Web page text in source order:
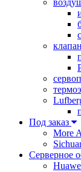
Под заказ
More
Серверное